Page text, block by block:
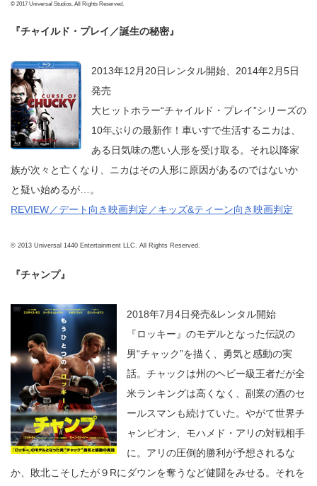
© 2017 Universal Studios. All Rights Reserved.
『チャイルド・プレイ／誕生の秘密』
2013年12月20日レンタル開始、2014年2月5日
発売
大ヒットホラー“チャイルド・プレイ”シリーズの
10年ぶりの最新作！車いすで生活するニカは、
ある日気味の悪い人形を受け取る。それ以降家
族が次々と亡くなり、ニカはその人形に原因があるのではないか
と疑い始めるが…。
REVIEW／デート向き映画判定／キッズ&ティーン向き映画判定
© 2013 Universal 1440 Entertainment LLC. All Rights Reserved.
『チャンプ』
2018年7月4日発売&レンタル開始
『ロッキー』のモデルとなった伝説の
男“チャック”を描く、勇気と感動の実
話。チャックは州のヘビー級王者だが全
米ランキングは高くなく、副業の酒のセ
ールスマンも続けていた。やがて世界チ
ャンピオン、モハメド・アリの対戦相手
に。アリの圧倒的勝利が予想されるな
か、敗北こそしたが９Rにダウンを奪うなど健闘をみせる。それを